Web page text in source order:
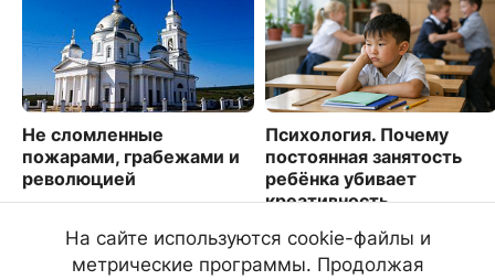
Не сломленные
пожарами, грабежами и
революцией
Психология. Почему
постоянная занятость
ребёнка убивает
креативность
1310
На сайте используются cookie-файлы и
метрические программы. Продолжая